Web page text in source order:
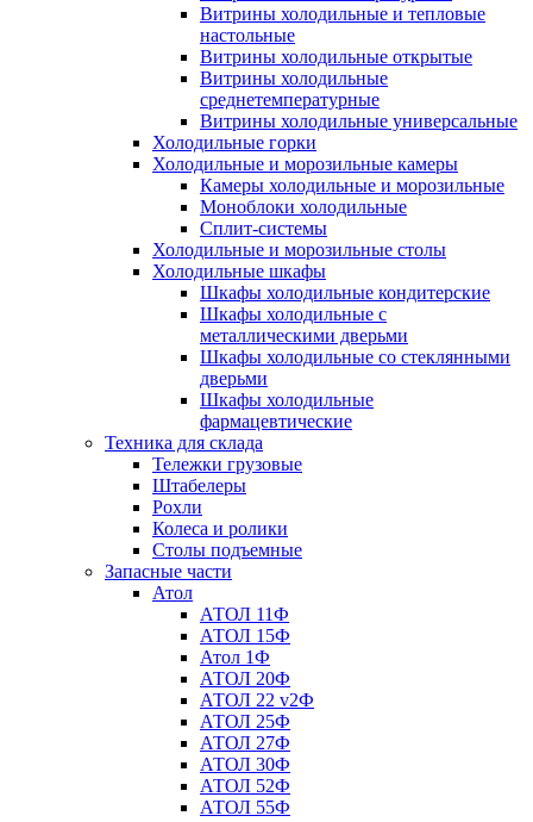
Витрины холодильные и тепловые
настольные
Витрины холодильные открытые
Витрины холодильные
среднетемпературные
Витрины холодильные универсальные
Холодильные горки
Холодильные и морозильные камеры
Камеры холодильные и морозильные
Моноблоки холодильные
Сплит-системы
Холодильные и морозильные столы
Холодильные шкафы
Шкафы холодильные кондитерские
Шкафы холодильные с
металлическими дверьми
Шкафы холодильные со стеклянными
дверьми
Шкафы холодильные
фармацевтические
Техника для склада
Тележки грузовые
Штабелеры
Рохли
Колеса и ролики
Столы подъемные
Запасные части
Атол
АТОЛ 11Ф
АТОЛ 15Ф
Атол 1Ф
АТОЛ 20Ф
АТОЛ 22 v2Ф
АТОЛ 25Ф
АТОЛ 27Ф
АТОЛ 30Ф
АТОЛ 52Ф
АТОЛ 55Ф